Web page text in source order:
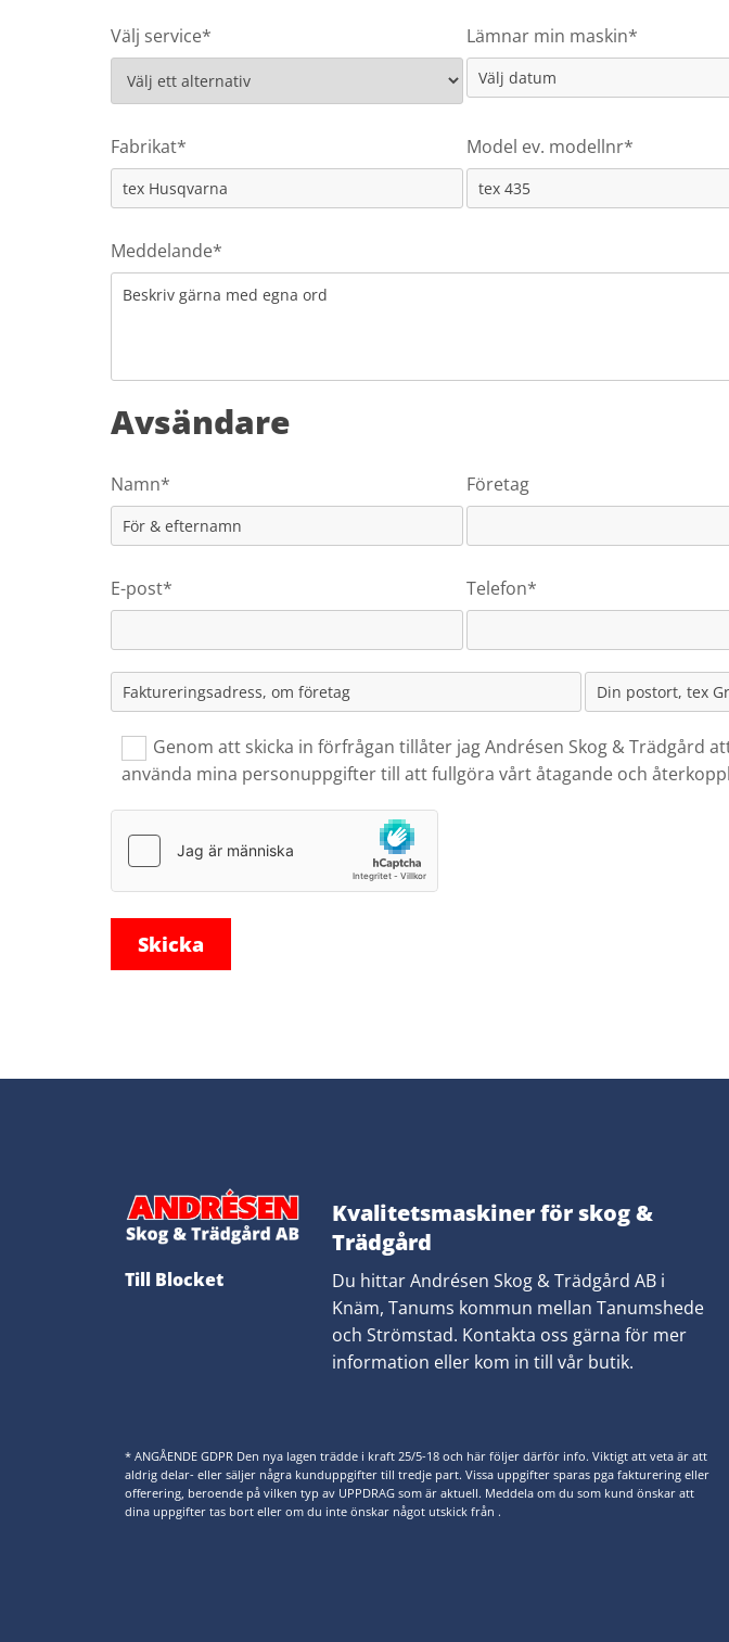
Välj service* Lämnar min maskin*
Fabrikat* Model ev. modellnr*
Meddelande*
Avsändare
Namn* Företag
E-post* Telefon*
Genom att skicka in förfrågan tillåter jag Andrésen Skog & Trädgård
använda mina personuppgifter till att fullgöra vårt åtagande och
Till Blocket
Kvalitetsmaskiner för skog &
Trädgård
​Du hittar Andrésen Skog & Trädgård AB i
Knäm, Tanums kommun mellan Tanumshede
och Strömstad. Kontakta oss gärna för mer
information eller kom in till vår butik.
* ANGÅENDE GDPR Den nya lagen trädde i kraft 25/5-18 och här följer därför info. Viktigt att veta är att
aldrig delar- eller säljer några kunduppgifter till tredje part. Vissa uppgifter sparas pga fakturering eller
offerering, beroende på vilken typ av UPPDRAG som är aktuell. Meddela om du som kund önskar att
dina uppgifter tas bort eller om du inte önskar något utskick från .